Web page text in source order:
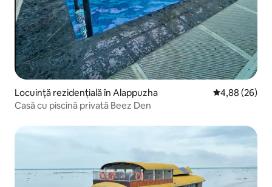
Locuință rezidențială în Alappuzha Scor mediu
4,88 (26)
Casă cu piscină privată Beez Den